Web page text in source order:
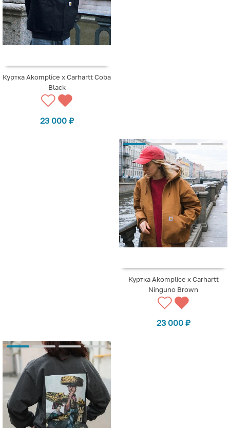
Куртка Akomplice x Carhartt Coba
Black
23 000 ₽
Куртка Akomplice x Carhartt
Ninguno Brown
23 000 ₽